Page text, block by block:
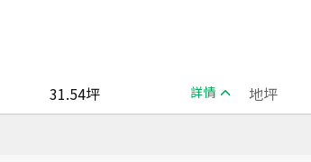
31.54坪 詳情 地坪